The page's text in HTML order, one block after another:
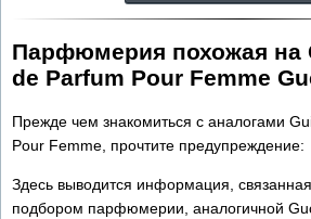
Парфюмерия похожая на
de Parfum Pour Femme
Прежде чем знакомиться с аналогами
Pour Femme, прочтите предупреждение:
Здесь выводится информация,
подбором парфюмерии, аналогичной